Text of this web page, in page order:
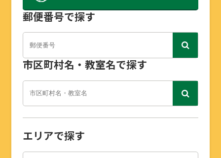
郵便番号で探す
市区町村名・教室名で探す
エリアで探す